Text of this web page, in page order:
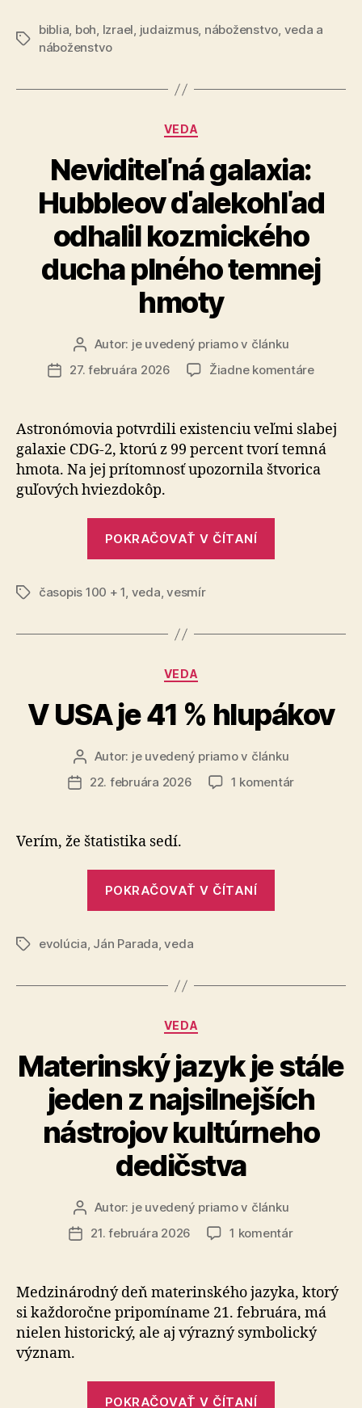
Značky
biblia, boh, Izrael, judaizmus, náboženstvo, veda a
náboženstvo
Kategórie
VEDA
Neviditeľná galaxia:
Hubbleov ďalekohľad
odhalil kozmického
ducha plného temnej
hmoty
Autor
článku
Autor: je uvedený priamo v článku
Dátum
27. februára 2026 Žiadne komentárena
odhalil
Astronómovia potvrdili existenciu veľmi slabej
galaxie CDG-2, ktorú z 99 percent tvorí temná
hmota. Na jej prítomnosť upozornila štvorica
guľových hviezdokôp.
POKRAČOVAŤ V ČÍTANÍ
kozmického
temnej
hmoty“
Značkyčasopis 100 + 1, veda,vesmír
Kategórie
VEDA
V USA je 41 % hlupákov
Autor
článku
Autor: je uvedený priamo v článku
Dátum
22. februára 2026 1 komentárna
Verím, že štatistika sedí.
POKRAČOVAŤ V ČÍTANÍ
hlupákov“
Značkyevolúcia, Ján Parada,veda
Kategórie
VEDA
Materinský jazyk je stále
jeden z najsilnejších
nástrojov kultúrneho
dedičstva
Autor
článku
Autor: je uvedený priamo v článku
Dátum
21. februára 2026 1 komentárna
je
stále
jeden
z
Medzinárodný deň materinského jazyka, ktorý
si kaž­do­roč­ne pripomíname 21. februára, má
nielen historický, ale aj výrazný symbolický
význam.
POKRAČOVAŤ V ČÍTANÍ